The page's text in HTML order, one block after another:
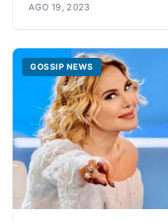
AGO 19, 2023
GOSSIP NEWS